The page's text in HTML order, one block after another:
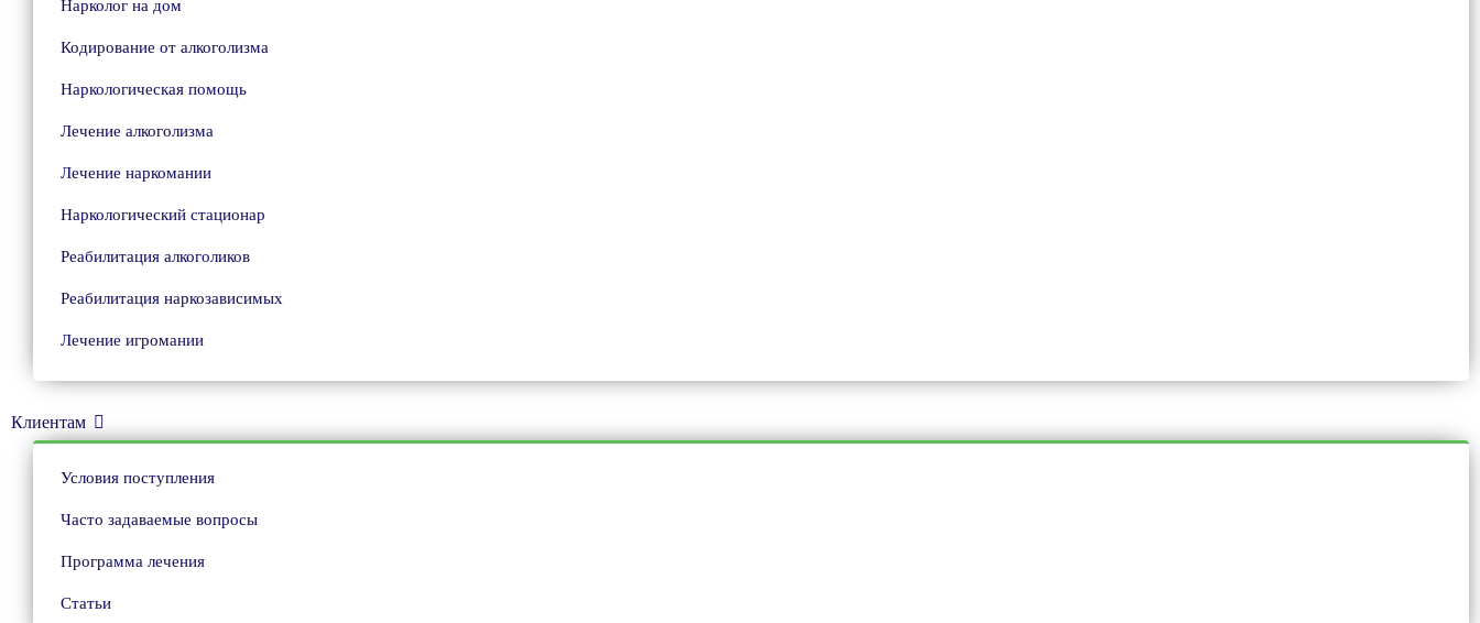
Нарколог на дом
Кодирование от алкоголизма
Наркологическая помощь
Лечение алкоголизма
Лечение наркомании
Наркологический стационар
Реабилитация алкоголиков
Реабилитация наркозависимых
Лечение игромании
Клиентам
Условия поступления
Часто задаваемые вопросы
Программа лечения
Статьи